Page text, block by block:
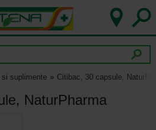
suplimente Citibac, 30 capsule,
NaturPharma